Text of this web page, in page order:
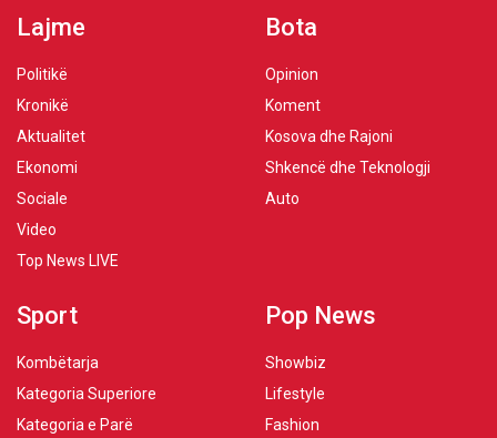
Lajme
Politikë
Kronikë
Aktualitet
Ekonomi
Sociale
Video
Top News LIVE
Bota
Opinion
Koment
Kosova dhe Rajoni
Shkencë dhe Teknologji
Auto
Sport
Kombëtarja
Kategoria Superiore
Kategoria e Parë
Pop News
Showbiz
Lifestyle
Fashion